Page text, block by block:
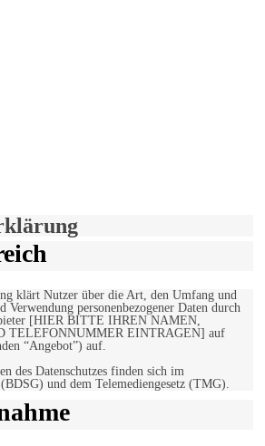
klärt Nutzer über die Art, den Umfang und
Verwendung personenbezogener Daten durch
[HIER BITTE IHREN NAMEN,
TELEFONNUMMER EINTRAGEN] auf
“Angebot”) auf.
des Datenschutzes finden sich im
(BDSG) und dem Telemediengesetz (TMG).